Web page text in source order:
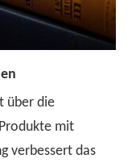
über die
mit
verbessert das